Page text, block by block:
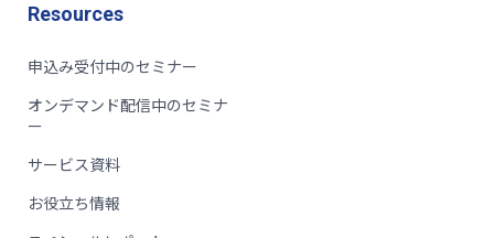
Resources
申込み受付中のセミナー
オンデマンド配信中のセミナ
ー
サービス資料
お役立ち情報